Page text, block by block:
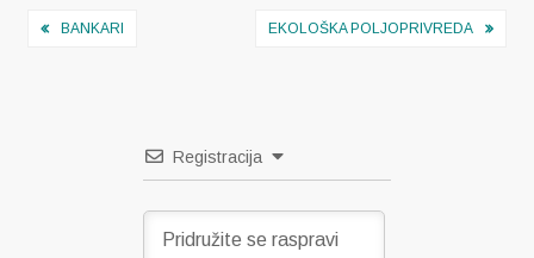
Navigacija
BANKARI EKOLOŠKA POLJOPRIVREDA
Registracija